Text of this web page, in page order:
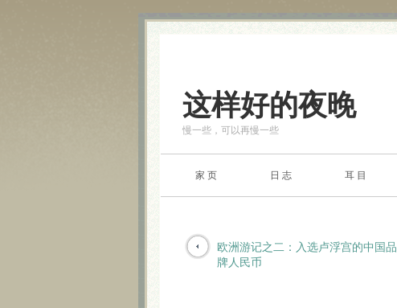
这样好的夜晚
慢一些，可以再慢一些
家 页 日 志 耳 目
欧洲游记之二：入选卢浮宫的中国品
牌人民币